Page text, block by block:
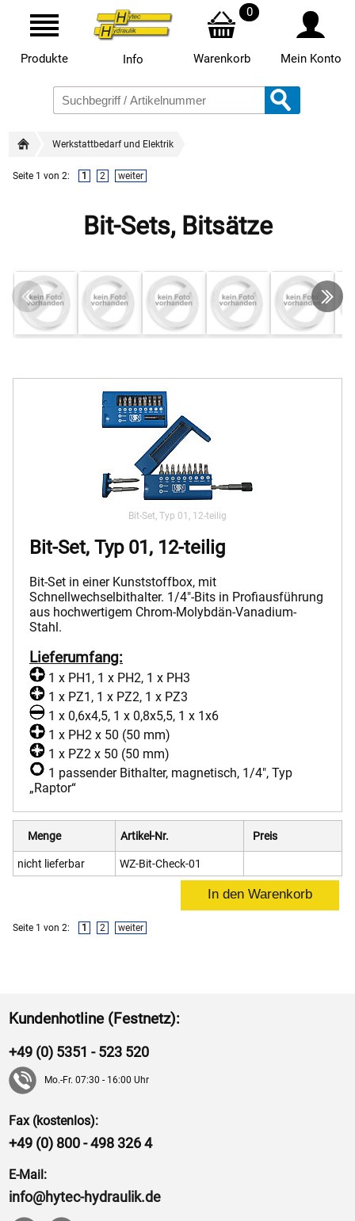
Produkte Info
0
Warenkorb Mein Konto
Werkstattbedarf und Elektrik
Seite 1 von 2: 1 2 weiter
Bit-Sets, Bitsätze
Bit-Set, Typ 01, 12-teilig
Bit-Set, Typ 01, 12-teilig
Bit-Set in einer Kunststoffbox, mit
Schnellwechselbithalter. 1/4"-Bits in Profiausführung
aus hochwertigem Chrom-Molybdän-Vanadium-
Stahl.
Lieferumfang:
1 x PH1, 1 x PH2, 1 x PH3
1 x PZ1, 1 x PZ2, 1 x PZ3
1 x 0,6x4,5, 1 x 0,8x5,5, 1 x 1x6
1 x PH2 x 50 (50 mm)
1 x PZ2 x 50 (50 mm)
1 passender Bithalter, magnetisch, 1/4", Typ
„Raptor“
Menge Artikel-Nr. Preis
nicht lieferbar WZ-Bit-Check-01
Seite 1 von 2: 1 2 weiter
Kundenhotline (Festnetz):
+49 (0) 5351 - 523 520
Mo.-Fr. 07:30 - 16:00 Uhr
Fax (kostenlos):
+49 (0) 800 - 498 326 4
E-Mail:
info@hytec-hydraulik.de